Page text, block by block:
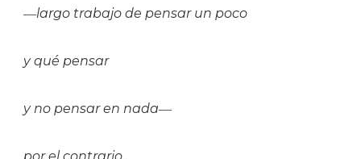
―largo trabajo de pensar un poco
y qué pensar
y no pensar en nada―